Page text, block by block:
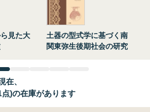
見た大
土器の型式学に基づく南
関東弥生後期社会の研究
在、
)の在庫があります